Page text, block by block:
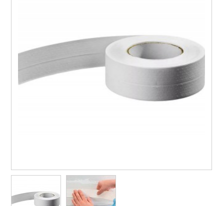
Сайдинг, софит
Профнастил, штакет, 3D ограждения
Водосточные системы
Материалы из ДПК